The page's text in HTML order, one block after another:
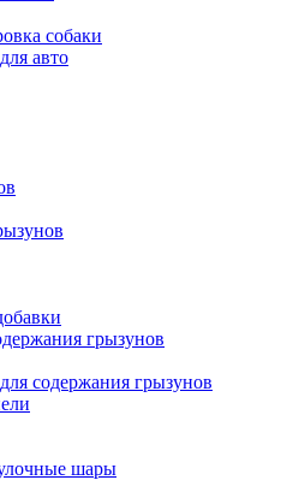
собаки
авто
грызунов
содержания грызунов
шары